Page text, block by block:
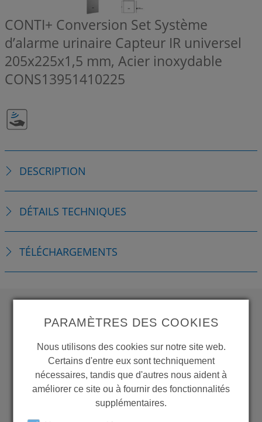
CONTI+ Conversion Set Système
d’alarme urinaire Capteur IR universel
205x225x1,5 mm, Acier inoxydable
CONS13951410225
DESCRIPTION
DÉTAILS TECHNIQUES
TÉLÉCHARGEMENTS
WANT TO SEE
MORE PRODUCTS?
PARAMÈTRES DES COOKIES
Nous utilisons des cookies sur notre site web.
Certains d'entre eux sont techniquement
nécessaires, tandis que d'autres nous aident à
améliorer ce site ou à fournir des fonctionnalités
supplémentaires.